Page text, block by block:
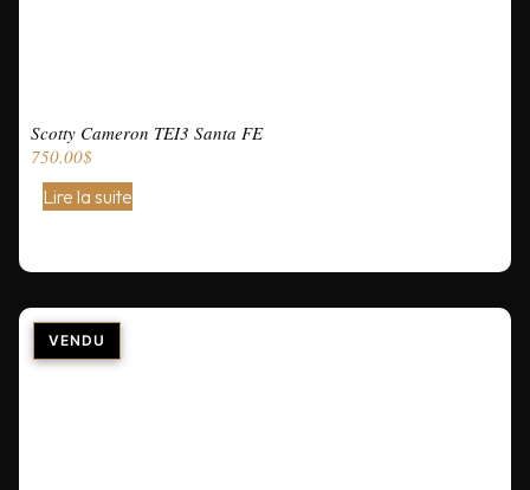
Scotty Cameron TEI3 Santa FE
750.00$
Lire la suite